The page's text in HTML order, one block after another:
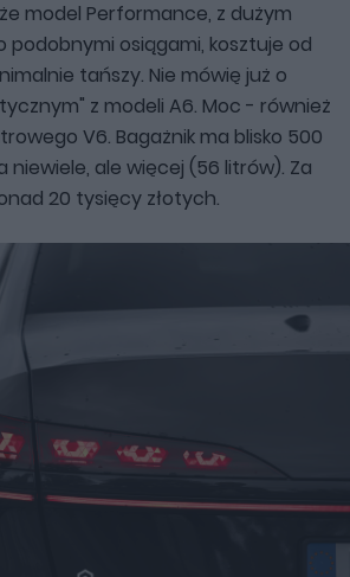
model Performance, z dużym
podobnymi osiągami, kosztuje od
tańszy. Nie mówię już o
z modeli A6. Moc - również
V6. Bagażnik ma blisko 500
niewiele, ale więcej (56 litrów). Za
20 tysięcy złotych.